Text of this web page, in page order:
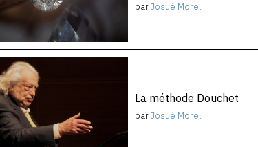
parJosué Morel
La méthode Douchet
parJosué Morel